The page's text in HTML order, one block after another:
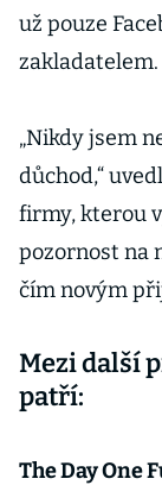
už pouze
zakladatelem.
„Nikdy jsem
důchod,“
firmy, kterou
pozornost na
čím novým
Mezi další
patří:
The Day One